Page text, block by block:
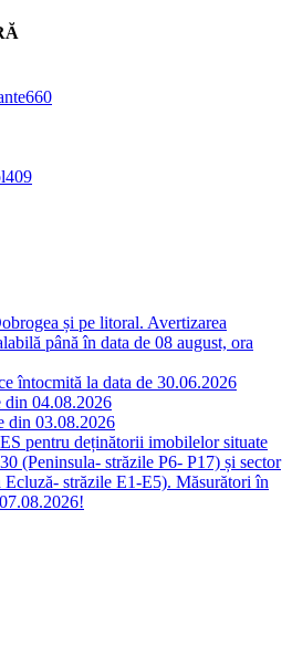
660
409
și pe litoral. Avertizarea
până în data de 08 august, ora
întocmită la data de 30.06.2026
din 04.08.2026
din 03.08.2026
pentru deținătorii imobilelor situate
(Peninsula- străzile P6- P17) și sector
Ecluză- străzile E1-E5). Măsurători în